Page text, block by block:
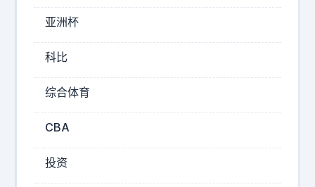
越
来
越
大
？
一
位
日
老
亚洲杯
科比
综合体育
CBA
投资